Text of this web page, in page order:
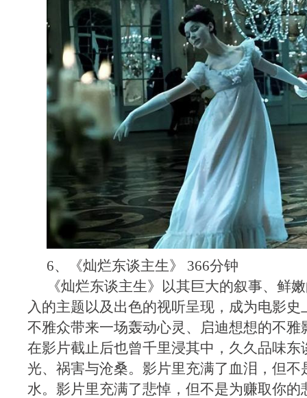
6、《灿烂东谈主生》 366分钟
《灿烂东谈主生》以其巨大的叙事、鲜
入的主题以及出色的视听呈现，成为电影
不雅众带来一场轰动心灵、启迪想想的不雅
在影片截止后也曾千里浸其中，久久品味东
光、祸害与沧桑。影片里充满了血泪，但不
水。影片里充满了悲悼，但不是为赚取你的